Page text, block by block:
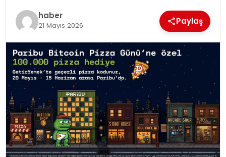
TEKNOLOJIhaber
21 Mayıs 2026 Paylaş